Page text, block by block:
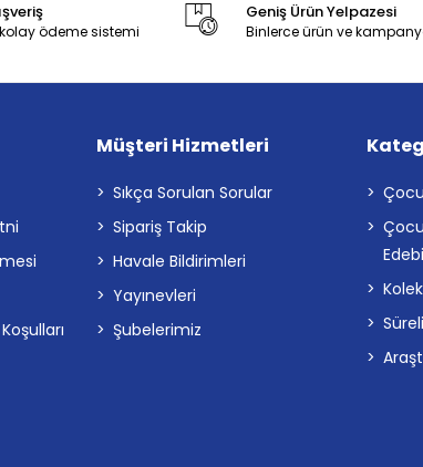
ödeme sistemi
Geniş Ürün Yelpazesi
Binlerce ürün ve
Müşteri Hizmetleri
Sıkça Sorulan Sorular
Sipariş Takip
Havale Bildirimleri
Yayınevleri
Şubelerimiz